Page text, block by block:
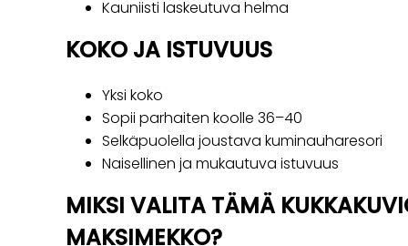
Kauniisti laskeutuva helma
KOKO JA ISTUVUUS
Yksi koko
Sopii parhaiten koolle 36–40
Selkäpuolella joustava kuminauharesori
Naisellinen ja mukautuva istuvuus
MIKSI VALITA TÄMÄ
MAKSIMEKKO?